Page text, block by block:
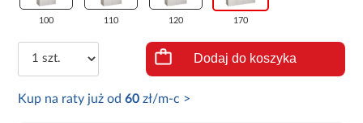
100 110 120 170
Dodaj do koszyka
Kup na raty już od60 zł/m-c >